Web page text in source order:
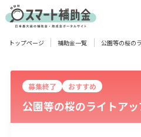
対象
企業 団体 個人 その他
エリア
トップページ 補助金一覧 公園等の桜の
募集終了 おすすめ
公園等の桜のライトア